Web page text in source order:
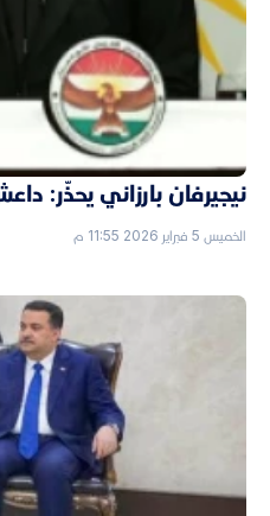
نيجيرفان بارزاني يحذّر:
الخميس 5 فبراير 2026 11:55 م